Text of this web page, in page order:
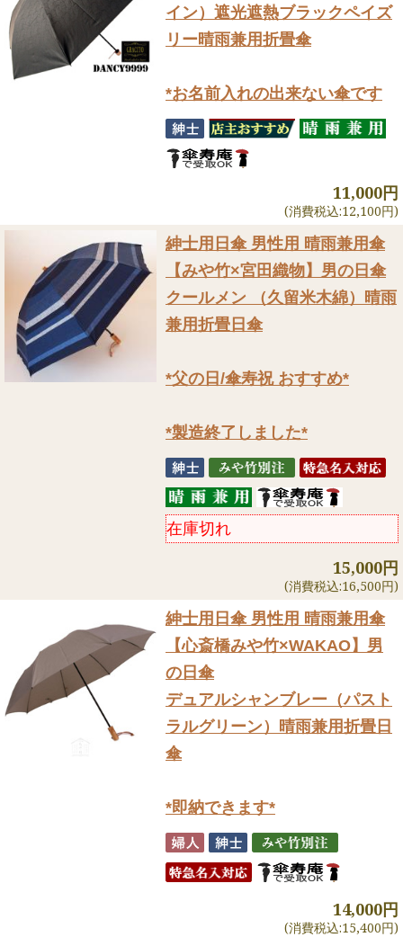
イン）遮光遮熱ブラックペイズ
リー晴雨兼用折畳傘
*お名前入れの出来ない傘です
11,000円
(消費税込:12,100円)
紳士用日傘 男性用 晴雨兼用傘
【みや竹×宮田織物】男の日傘
クールメン （久留米木綿）晴雨
兼用折畳日傘
*父の日/傘寿祝 おすすめ*
*製造終了しました*
在庫切れ
15,000円
(消費税込:16,500円)
紳士用日傘 男性用 晴雨兼用傘
【心斎橋みや竹×WAKAO】男
の日傘
デュアルシャンブレー（パスト
ラルグリーン）晴雨兼用折畳日
傘
*即納できます*
14,000円
(消費税込:15,400円)